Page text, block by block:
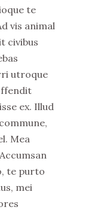
te
vis animal
civibus
utroque
ex. Illud
Mea
te purto
mei